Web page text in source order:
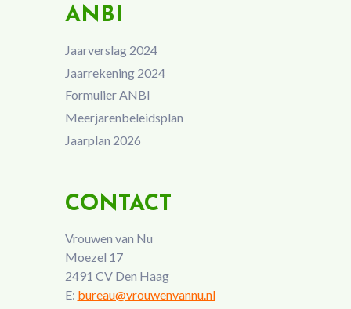
ANBI
Jaarverslag 2024
Jaarrekening 2024
Formulier ANBI
Meerjarenbeleidsplan
Jaarplan 2026
CONTACT
Vrouwen van Nu
Moezel 17
2491 CV Den Haag
E: bureau@vrouwenvannu.nl